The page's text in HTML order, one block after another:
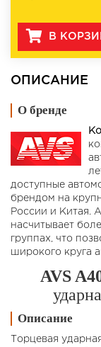
В
ОПИСАНИЕ
О бренде
доступные
брендом на
России и Китая.
насчитывает
группах, что
широкого круга
AVS
Описание
Торцевая